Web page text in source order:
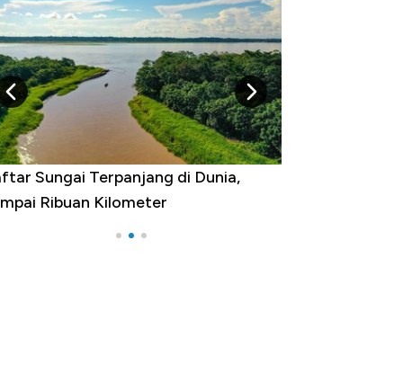
Sungai Terpanjang di Dunia,
Ribuan Kilometer